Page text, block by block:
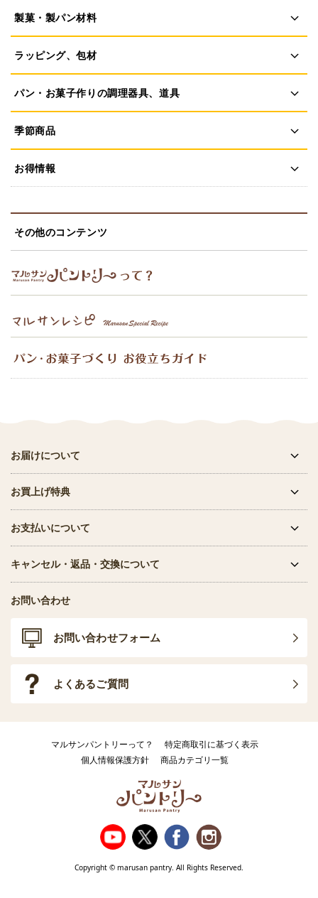
製菓・製パン材料
ラッピング、包材
パン・お菓子作りの調理器具、道具
季節商品
お得情報
その他のコンテンツ
お届けについて
お買上げ特典
お支払いについて
キャンセル・返品・交換について
お問い合わせ
お問い合わせフォーム
よくあるご質問
マルサンパントリーって？
特定商取引に基づく表示
個人情報保護方針
商品カテゴリ一覧
Copyright © marusan pantry. All Rights Reserved.